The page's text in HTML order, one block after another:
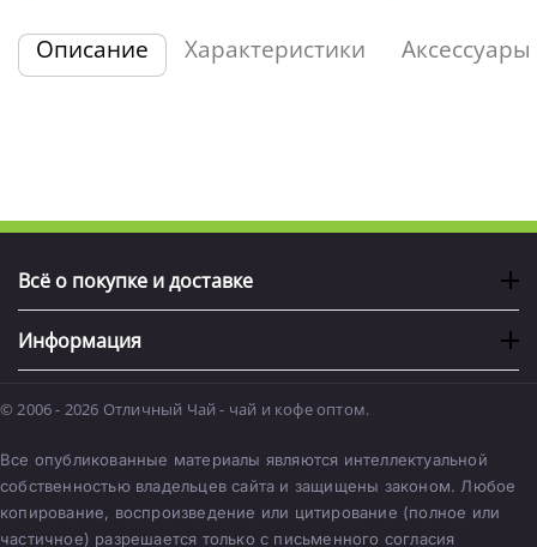
Описание Характеристики Аксессуары
Всё о покупке и доставке
Информация
© 2006 - 2026 Отличный Чай - чай и кофе оптом.
Все опубликованные материалы являются интеллектуальной
собственностью владельцев сайта и защищены законом. Любое
копирование, воспроизведение или цитирование (полное или
частичное) разрешается только с письменного согласия